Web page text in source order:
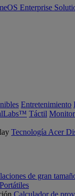
Enterprise
Entretenimiento
Táctil
Tecnología Acer
de gran
Portátiles
Calculador de